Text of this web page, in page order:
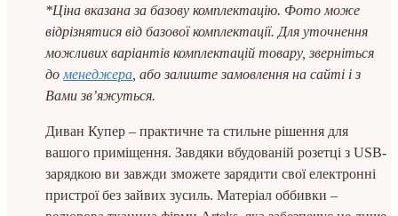
*Ціна вказана за базову комплектацію. Фото може
відрізнятися від базової комплектації. Для уточнення
можливих варіантів комплектацій товару, зверніться
до менеджера , або залиште замовлення на сайті і з
Вами зв’яжуться.
Диван Купер – практичне та стильне рішення для
вашого приміщення. Завдяки вбудованій розетці з USB-
зарядкою ви завжди зможете зарядити свої електронні
пристрої без зайвих зусиль. Матеріал оббивки –